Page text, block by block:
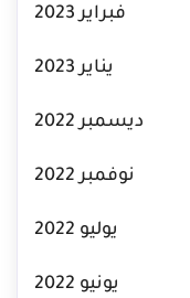
فبراير 2023
يناير 2023
ديسمبر 2022
نوفمبر 2022
يوليو 2022
يونيو 2022